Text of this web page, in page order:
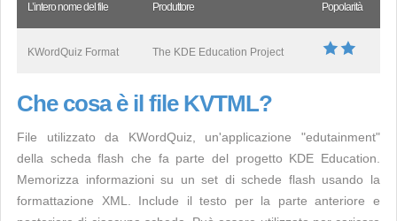
L’intero nome del file Produttore Popolarità
KWordQuiz Format The KDE Education Project
Che cosa è il file KVTML?
File utilizzato da KWordQuiz, un'applicazione "edutainment"
della scheda flash che fa parte del progetto KDE Education.
Memorizza informazioni su un set di schede flash usando la
formattazione XML. Include il testo per la parte anteriore e